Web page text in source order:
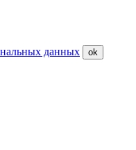
данных ok